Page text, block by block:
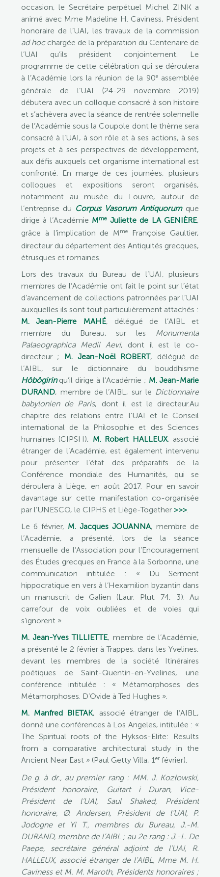
occasion, le Secrétaire perpétuel Michel ZINK a
animé avec Mme Madeline H. Caviness, Président
honoraire de l’UAI, les travaux de la commission
ad hocchargée de la préparation du Centenaire de
l’UAI qu’ils président conjointement. Le
programme de cette célébration qui se déroulera
à l’Académie lors la réunion de la 90eassemblée
générale de l’UAI (24-29 novembre 2019)
débutera avec un colloque consacré à son histoire
et s’achèvera avec la séance de rentrée solennelle
de l’Académie sous la Coupole dont le thème sera
consacré à l’UAI, à son rôle et à ses actions, à ses
projets et à ses perspectives de développement,
aux défis auxquels cet organisme international est
confronté. En marge de ces journées, plusieurs
colloques et expositions seront organisés,
notamment au musée du Louvre, autour de
l’entreprise du Corpus Vasorum Antiquorumque
dirige à l’Académie MmeJuliette de LA GENIÈRE,
grâce à l’implication de Mme
Françoise Gaultier,
directeur du département des Antiquités grecques,
étrusques et romaines.
Lors des travaux du Bureau de l’UAI, plusieurs
membres de l’Académie ont fait le point sur l’état
d’avancement de collections patronnées par l’UAI
auxquelles ils sont tout particulièrement attachés :
M. Jean-Pierre MAHÉ, délégué de l’AIBL et
membre du Bureau, sur les Monumenta
Palaeographica Medii Aevi, dont il est le co-
directeur ; M. Jean-Noël ROBERT, délégué de
l’AIBL, sur le dictionnaire du bouddhisme
Hôbôgirinqu’il dirige à l’Académie ; M. Jean-Marie
DURAND, membre de l’AIBL, sur le Dictionnaire
babylonien de Paris, dont il est le directeur.Au
chapitre des relations entre l’UAI et le Conseil
international de la Philosophie et des Sciences
humaines (CIPSH), M. Robert HALLEUX, associé
étranger de l’Académie, est également intervenu
pour présenter l’état des préparatifs de la
Conférence mondiale des Humanités, qui se
déroulera à Liège, en août 2017. Pour en savoir
davantage sur cette manifestation co-organisée
par l’UNESCO, le CIPHS et Liège-Together >>>.
Le 6 février, M. Jacques JOUANNA, membre de
l’Académie, a présenté, lors de la séance
mensuelle de l’Association pour l’Encouragement
des Études grecques en France à la Sorbonne, une
communication intitulée : « Du Serment
hippocratique en vers à l’Hexamilion byzantin dans
un manuscrit de Galien (Laur. Plut. 74, 3). Au
carrefour de voix oubliées et de voies qui
s’ignorent ».
M. Jean-Yves TILLIETTE, membre de l’Académie,
a présenté le 2 février à Trappes, dans les Yvelines,
devant les membres de la société Itinéraires
poétiques de Saint-Quentin-en-Yvelines, une
conférence intitulée : « Métamorphoses des
Métamorphoses. D’Ovide à Ted Hughes ».
M. Manfred BIETAK, associé étranger de l’AIBL,
donné une conférences à Los Angeles, intitulée : «
The Spiritual roots of the Hyksos-Elite: Results
from a comparative architectural study in the
Ancient Near East » (Paul Getty Villa, 1erfévrier).
De g. à dr., au premier rang : MM. J. Kozłowski,
Président honoraire, Guitart i Duran, Vice-
Président de l’UAI, Saul Shaked, Président
honoraire, Ø. Andersen, Président de l’UAI, P.
Jodogne et Yi T., membres du Bureau, J.-M.
DURAND, membre de l’AIBL ; au 2e rang : J.-L. De
Paepe, secrétaire général adjoint de l’UAI, R.
HALLEUX, associé étranger de l’AIBL, Mme M. H.
Caviness et M. M. Maroth, Présidents honoraires ;